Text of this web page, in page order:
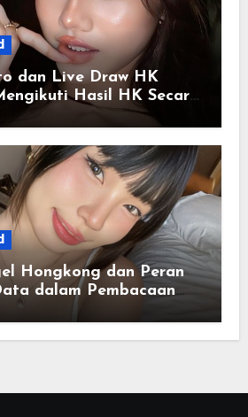
dan Live Draw HK
Hasil HK Secara
Hongkong dan Peran
dalam Pembacaan
Angka